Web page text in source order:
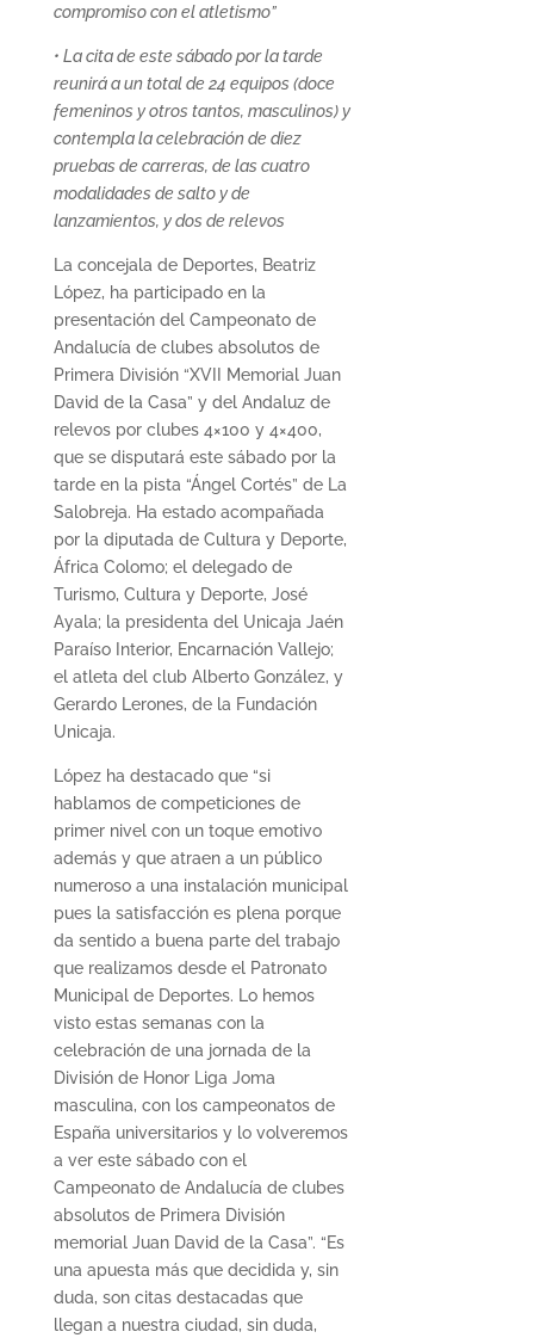
compromiso con el atletismo”
• La cita de este sábado por la tarde
reunirá a un total de 24 equipos (doce
femeninos y otros tantos, masculinos) y
contempla la celebración de diez
pruebas de carreras, de las cuatro
modalidades de salto y de
lanzamientos, y dos de relevos
La concejala de Deportes, Beatriz
López, ha participado en la
presentación del Campeonato de
Andalucía de clubes absolutos de
Primera División “XVII Memorial Juan
David de la Casa” y del Andaluz de
relevos por clubes 4×100 y 4×400,
que se disputará este sábado por la
tarde en la pista “Ángel Cortés” de La
Salobreja. Ha estado acompañada
por la diputada de Cultura y Deporte,
África Colomo; el delegado de
Turismo, Cultura y Deporte, José
Ayala; la presidenta del Unicaja Jaén
Paraíso Interior, Encarnación Vallejo;
el atleta del club Alberto González, y
Gerardo Lerones, de la Fundación
Unicaja.
López ha destacado que “si
hablamos de competiciones de
primer nivel con un toque emotivo
además y que atraen a un público
numeroso a una instalación municipal
pues la satisfacción es plena porque
da sentido a buena parte del trabajo
que realizamos desde el Patronato
Municipal de Deportes. Lo hemos
visto estas semanas con la
celebración de una jornada de la
División de Honor Liga Joma
masculina, con los campeonatos de
España universitarios y lo volveremos
a ver este sábado con el
Campeonato de Andalucía de clubes
absolutos de Primera División
memorial Juan David de la Casa”. “Es
una apuesta más que decidida y, sin
duda, son citas destacadas que
llegan a nuestra ciudad, sin duda,